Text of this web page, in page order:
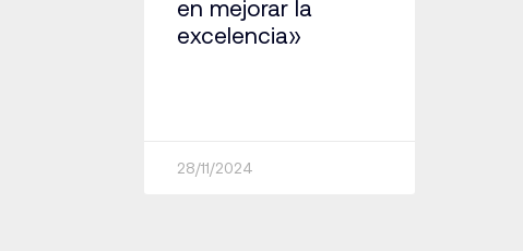
en mejorar la
excelencia»
28/11/2024